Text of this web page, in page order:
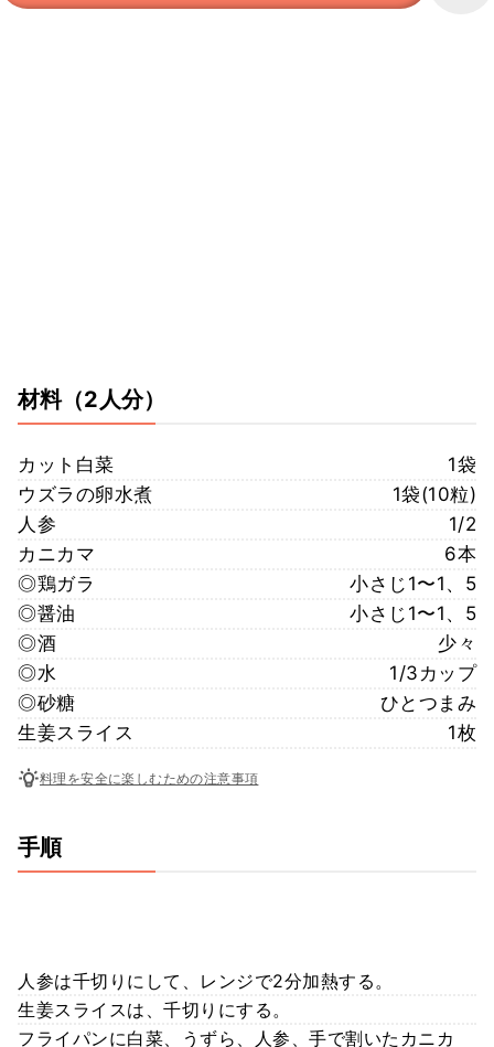
材料（2人分）
カット白菜
1袋
ウズラの卵水煮
1袋(10粒)
人参
1/2
カニカマ
6本
◎鶏ガラ
小さじ1〜1、5
◎醤油
小さじ1〜1、5
◎酒
少々
◎水
1/3カップ
◎砂糖
ひとつまみ
生姜スライス
1枚
料理を安全に楽しむための注意事項
手順
人参は千切りにして、レンジで2分加熱する。
生姜スライスは、千切りにする。
フライパンに白菜、うずら、人参、手で割いたカニカ